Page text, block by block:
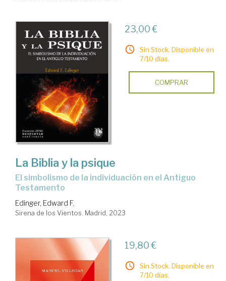
23,00 €
Sin Stock. Disponible en
7/10 días.
COMPRAR
La Biblia y la psique
el simbolismo de la individuación en el Antiguo
Testamento
Edinger, Edward F.
Sirena de los Vientos. Madrid, 2023
19,80 €
Sin Stock. Disponible en
7/10 días.